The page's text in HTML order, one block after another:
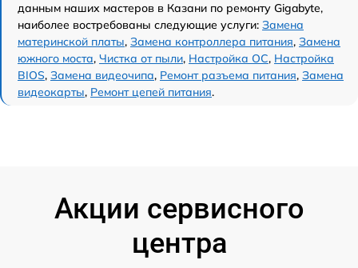
данным наших мастеров в Казани по ремонту Gigabyte,
наиболее востребованы следующие услуги: Замена
материнской платы, Замена контроллера питания, Замена
южного моста, Чистка от пыли, Настройка ОС, Настройка
BIOS, Замена видеочипа, Ремонт разъема питания, Замена
видеокарты, Ремонт цепей питания.
Акции сервисного
центра